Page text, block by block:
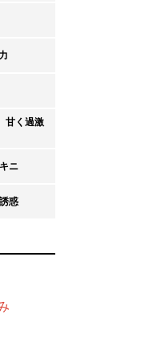
甘く過激
ニ
惑